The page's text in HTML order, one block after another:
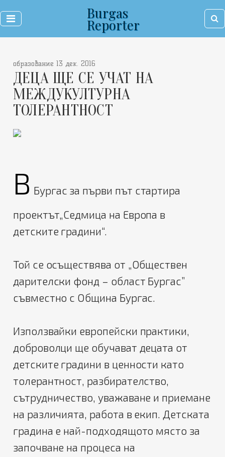
Burgas
Reporter
образование 13 дек. 2016
ДЕЦА ЩЕ СЕ УЧАТ НА
МЕЖДУКУЛТУРНА
ТОЛЕРАНТНОСТ
В Бургас за първи път стартира
проектът„Седмица на Европа в
детските градини“.
Той се осъществява от „Обществен
дарителски фонд – област Бургас”
съвместно с Община Бургас.
Използвайки европейски практики,
доброволци ще обучават децата от
детските градини в ценности като
толерантност, разбирателство,
сътрудничество, уважаване и приемане
на различията, работа в екип. Детската
градина е най-подходящото място за
започване на процеса на